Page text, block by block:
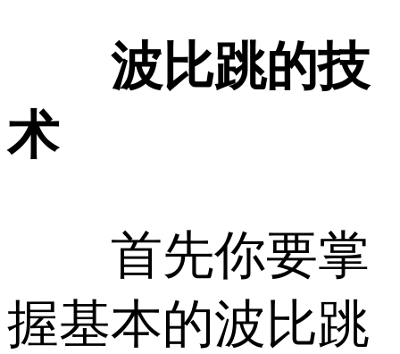
波比跳的技
术
首先你要掌
握基本的波比跳